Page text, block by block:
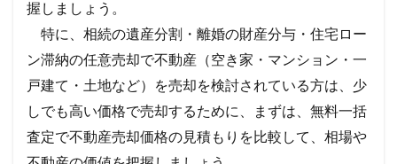
握しましょう。
特に、相続の遺産分割・離婚の財産分与・住宅ロー
ン滞納の任意売却で不動産（空き家・マンション・一
戸建て・土地など）を売却を検討されている方は、少
しでも高い価格で売却するために、まずは、無料一括
査定で不動産売却価格の見積もりを比較して、相場や